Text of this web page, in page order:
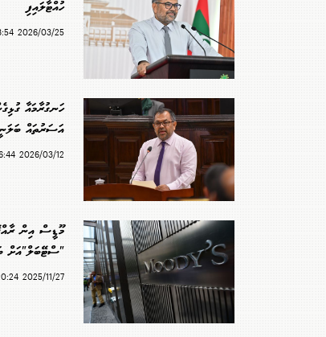
ހުއްޓާލައިފި
2026/03/25 18:54
ހަނގުރާމައާ
އަސަރުތައް
2026/03/12 16:44
މޫޑީސް އިން
"ސްޓޭބަލް"އަށް
2025/11/27 20:24